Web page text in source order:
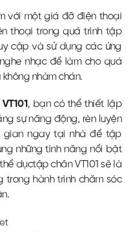
với một giá đỡ điện thoại
thoại trong quá trình tập
cập và sử dụng các ứng
nhạc để làm cho quá
nhàm chán.
, bạn có thể thiết lập
sự năng động, rèn luyện
gian ngay tại nhà để tập
những tính năng nổi bật
dụctập chân VT101 sẽ là
trong hành trình chăm sóc